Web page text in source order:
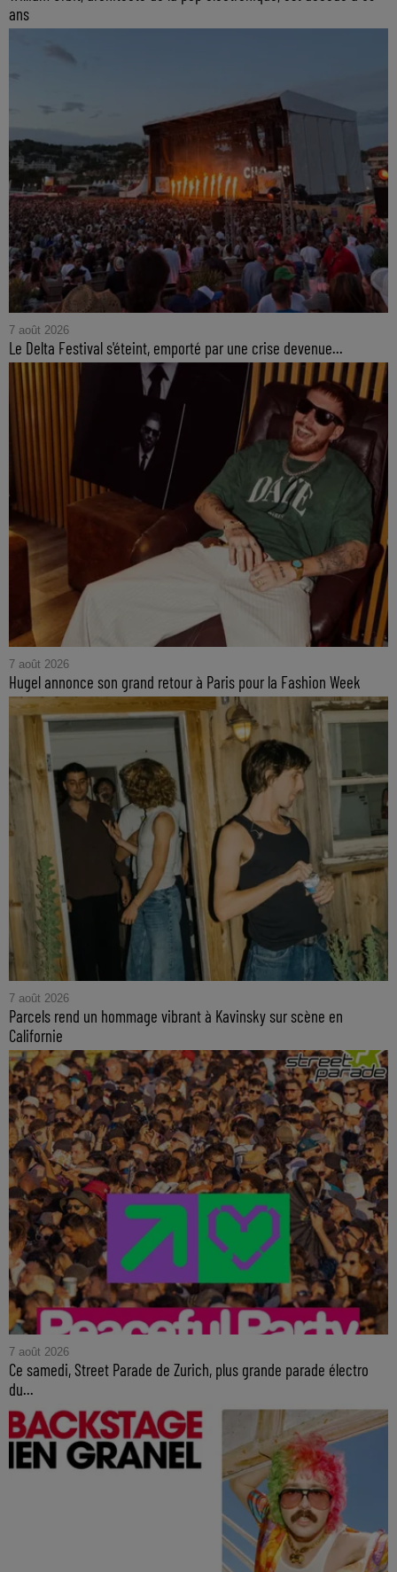
ans
7 août 2026
Le Delta Festival s'éteint, emporté par une crise devenue...
7 août 2026
Hugel annonce son grand retour à Paris pour la Fashion Week
7 août 2026
Parcels rend un hommage vibrant à Kavinsky sur scène en
Californie
7 août 2026
Ce samedi, Street Parade de Zurich, plus grande parade électro
du...